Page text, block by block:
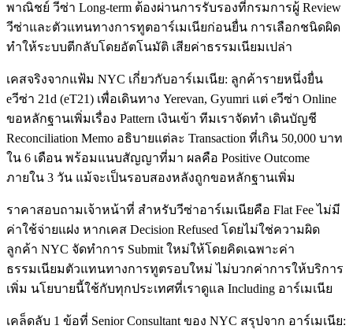
พาณิชย์ วีซ่า Long-term ต้องผ่านการรับรองที่กรมการผู้ Review
วีซ่าและตัวแทนทางการทูตอาร์เมเนียก่อนยื่น การเลือกชนิดผิด
ทำให้ระบบตีกลับโดยอัตโนมัติ เสียค่าธรรมเนียมเปล่า
เคสจริงจากแฟ้ม NYC เกี่ยวกับอาร์เมเนีย: ลูกค้ารายหนึ่งยื่น
eวีซ่า 21d (eT21) เพื่อเดินทาง Yerevan, Gyumri แต่ eวีซ่า Online
ขอหลักฐานเพิ่มเรื่อง Pattern เงินเข้า ทีมเราจัดทำ เดินบัญชี
Reconciliation Memo อธิบายแต่ละ Transaction ที่เกิน 50,000 บาท
ใน 6 เดือน พร้อมแนบสัญญาที่มา ผลคือ Positive Outcome
ภายใน 3 วัน แม้จะเป็นรอบสองหลังถูกขอหลักฐานเพิ่ม
ราคาสอบถามเจ้าหน้าที่ สำหรับวีซ่าอาร์เมเนียคือ Flat Fee ไม่มี
ค่าใช้จ่ายแฝง หากเคส Decision Refused โดยไม่ใช่ความผิด
ลูกค้า NYC จัดทำการ Submit ใหม่ให้โดยคิดเฉพาะค่า
ธรรมเนียมตัวแทนทางการทูตรอบใหม่ ไม่บวกค่าการให้บริการ
เพิ่ม นโยบายนี้ใช้กับทุกประเทศที่เราดูแล Including อาร์เมเนีย
เคล็ดลับ 1 ข้อที่ Senior Consultant ของ NYC สรุปจาก อาร์เมเนีย: